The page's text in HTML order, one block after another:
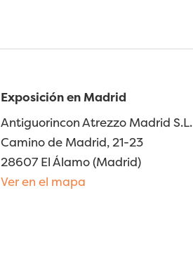
Exposición en Madrid
Antiguorincon Atrezzo Madrid S.L.
Camino de Madrid, 21-23
28607 El Álamo (Madrid)
Ver en el mapa